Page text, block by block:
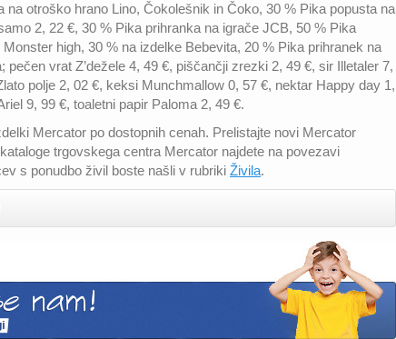
na otroško hrano Lino, Čokolešnik in Čoko, 30 % Pika popusta na
2, 22 €, 30 % Pika prihranka na igrače JCB, 50 % Pika
high, 30 % na izdelke Bebevita, 20 % Pika prihranek na
vrat Z’dežele 4, 49 €, piščančji zrezki 2, 49 €, sir Illetaler 7,
polje 2, 02 €, keksi Munchmallow 0, 57 €, nektar Happy day 1,
9, 99 €, toaletni papir Paloma 2, 49 €.
Mercator po dostopnih cenah. Prelistajte novi Mercator
trgovskega centra Mercator najdete na povezavi
s ponudbo živil boste našli v rubriki Živila.